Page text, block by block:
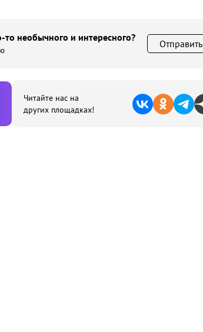
то необычного и интересного?
Отправить
Читайте нас на
других площадках!